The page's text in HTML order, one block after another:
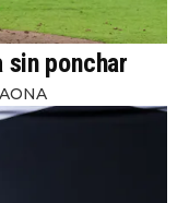
sin ponchar